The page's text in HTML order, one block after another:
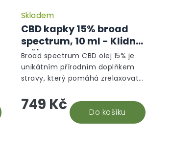
CBD kapky 15% broad
spectrum, 10 ml - Klidný
režim
Skladem
749 Kč Do košíku
Broad spectrum CBD olej 15% je
unikátním přírodním doplňkem
stravy, který pomáhá zrelaxovat
obranyschopnosti organismu. V
jedné kapce se nachází přibližně...